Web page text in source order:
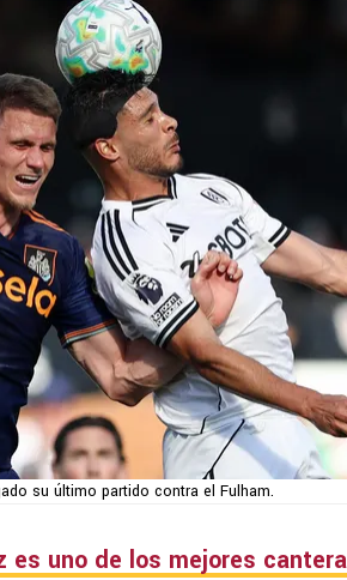
su último partido contra el Fulham.
es uno de los mejores